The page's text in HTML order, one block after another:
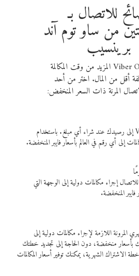
للاتصال بـ
من ساو توم آند
برينسيب
يمنحك Viber Out المزيد من وقت المكالمة
أقل من المال. اختر من أحد
المرنة ذات السعر المنخفض:
تتم إضافة رصيد Viber Out إلى رصيدك عند شراء أي مبلغ. باستخدام
إلى أي رقم في العالم بأسعار فايبر المنخفضة.
خطة الـ 30 يوماً للاتصال إجراء مكالمات دولية إلى الوجهة التي
المرونة اللازمة لإجراء مكالمات دولية إلى
بأسعار منخفضة، دون الحاجة إلى تجديد خطتك
الشهرية، يمكنك توفير أسعار المكالمات